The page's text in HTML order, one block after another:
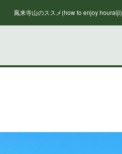
鳳来寺山のススメ(how to enjoy houraiji)